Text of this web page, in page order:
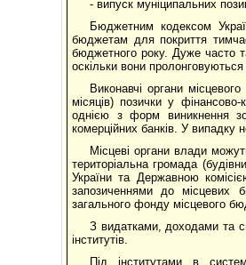
- випуск муніципальних
Бюджетним кодексом
бюджетам для покриття
бюджетного року. Дуже часто
оскільки вони
Виконавчі органи
місяців) позички у
однією з форм виникнення
комерційних банків. У випадку
Місцеві органи влади
територіальна громада
України та Державною
запозиченнями до місцевих
загального фонду місцевого
З видатками, доходами та
інститутів.
Під інститутами в